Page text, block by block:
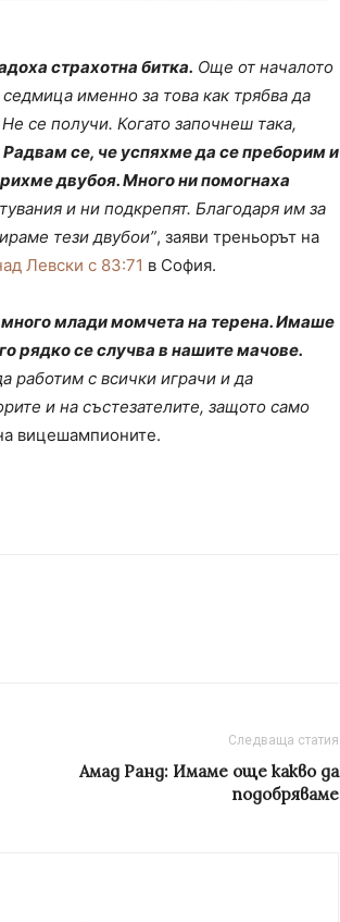
страхотна битка. Още от началото
именно за това как трябва да
се получи. Когато започнеш така,
Радвам се, че успяхме да се преборим и
двубоя. Много ни помогнаха
и ни подкрепят. Благодаря им за
тези двубои”, заяви треньорът на
Левски с 83:71 в София.
млади момчета на терена. Имаше
рядко се случва в нашите мачове.
работим с всички играчи и да
и на състезателите, защото само
вицешампионите.
Следваща статия
Амад Ранд: Имаме още какво да
подобряваме